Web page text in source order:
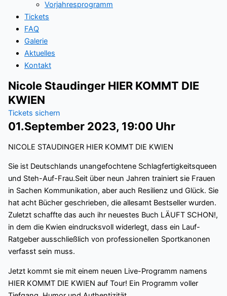
Vorjahresprogramm
Tickets
FAQ
Galerie
Aktuelles
Kontakt
Nicole Staudinger HIER KOMMT DIE
KWIEN
Tickets sichern
01.September 2023, 19:00 Uhr
NICOLE STAUDINGER HIER KOMMT DIE KWIEN
Sie ist Deutschlands unangefochtene Schlagfertigkeitsqueen
und Steh-Auf-Frau.Seit über neun Jahren trainiert sie Frauen
in Sachen Kommunikation, aber auch Resilienz und Glück. Sie
hat acht Bücher geschrieben, die allesamt Bestseller wurden.
Zuletzt schaffte das auch ihr neuestes Buch LÄUFT SCHON!,
in dem die Kwien eindrucksvoll widerlegt, dass ein Lauf-
Ratgeber ausschließlich von professionellen Sportkanonen
verfasst sein muss.
Jetzt kommt sie mit einem neuen Live-Programm namens
HIER KOMMT DIE KWIEN auf Tour! Ein Programm voller